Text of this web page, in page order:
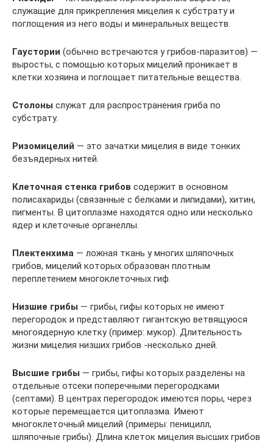
служащие для прикрепления мицелия к субстрату и
поглощения из него воды и минеральных веществ.
Гаустории (обычно встречаются у грибов-паразитов) —
выросты, с помощью которых мицелий проникает в
клетки хозяина и поглощает питательные вещества.
Столоны служат для распространения гриба по
субстрату.
Ризомицелий — это зачатки мицелия в виде тонких
безъядерных нитей.
Клеточная стенка грибов содержит в основном
полисахариды (связанные с белками и липидами), хитин,
пигменты. В цитоплазме находятся одно или несколько
ядер и клеточные органеллы.
Плектенхима — ложная ткань у многих шляпочных
грибов, мицелий которых образован плотным
переплетением многоклеточных гиф.
Низшие грибы — грибы, гифы которых не имеют
перегородок и представляют гигантскую ветвящуюся
многоядерную клетку (пример: мукор). Длительность
жизни мицелия низших грибов -несколько дней.
Высшие грибы — грибы, гифы которых разделены на
отдельные отсеки поперечными перегородками
(септами). В центрах перегородок имеются поры, через
которые перемещается цитоплазма. Имеют
многоклеточный мицелий (примеры: пеницилл,
шляпочные грибы). Длина клеток мицелия высших грибов